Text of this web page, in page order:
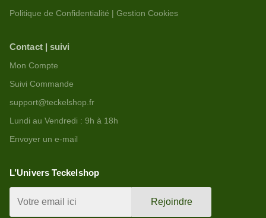
Politique de Confidentialité | Gestion Cookies
Contact | suivi
Mon Compte
Suivi Commande
support@teckelshop.fr
Lundi au Vendredi : 9h à 18h
Envoyer un e-mail
L’Univers Teckelshop
Rejoindre